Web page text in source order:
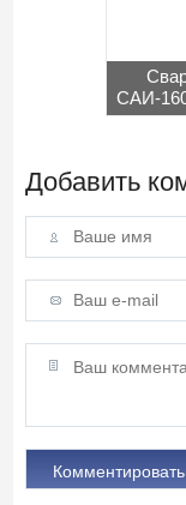
САИ-
Добавить